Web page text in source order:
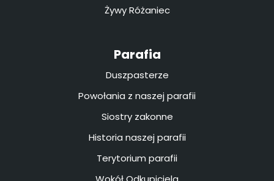
Żywy Różaniec
Parafia
Duszpasterze
Powołania z naszej parafii
Siostry zakonne
Historia naszej parafii
Terytorium parafii